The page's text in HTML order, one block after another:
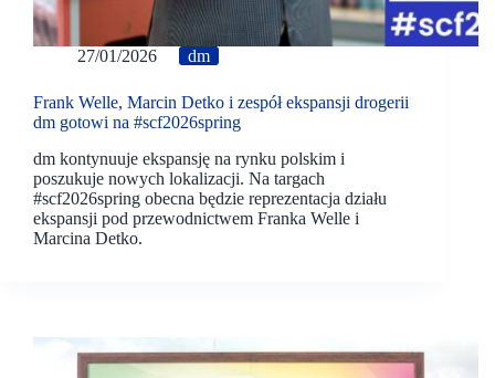
27/01/2026 dm
Frank Welle, Marcin Detko i zespół ekspansji drogerii
dm gotowi na #scf2026spring
dm kontynuuje ekspansję na rynku polskim i
poszukuje nowych lokalizacji. Na targach
#scf2026spring obecna będzie reprezentacja działu
ekspansji pod przewodnictwem Franka Welle i
Marcina Detko.